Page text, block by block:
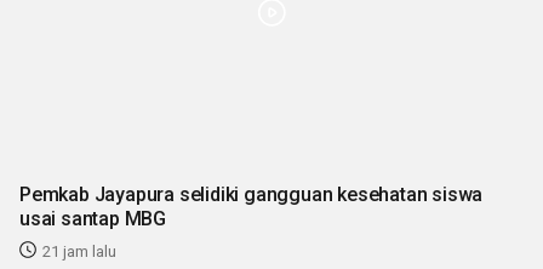
Pemkab Jayapura selidiki gangguan kesehatan siswa
usai santap MBG
21 jam lalu